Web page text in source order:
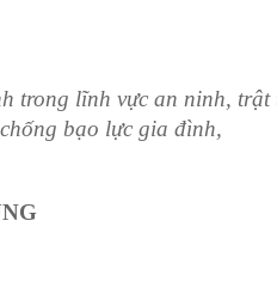
trong lĩnh vực an ninh, trật
ống bạo lực gia đình,